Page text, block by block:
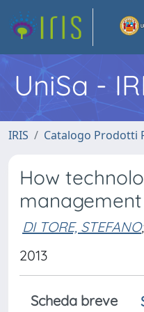
UniSa -
IRIS Catalogo Prodotti
How
DI TORE, STEFANO;
2013
Scheda breve